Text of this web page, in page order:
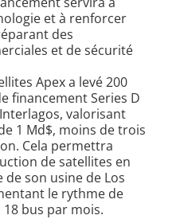
et à renforcer
des
et de sécurité
Apex a levé 200
financement Series D
valorisant
1 Md$, moins de trois
Cela permettra
de satellites en
son usine de Los
le rythme de
bus par mois.